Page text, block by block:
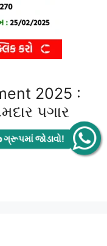
2025 :
પગાર
જોડાવો!